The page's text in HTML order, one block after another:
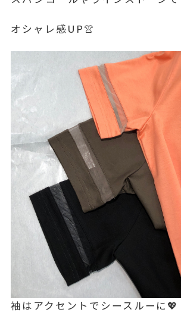
オシャレ感UP👚
袖はアクセントでシースルーに💖